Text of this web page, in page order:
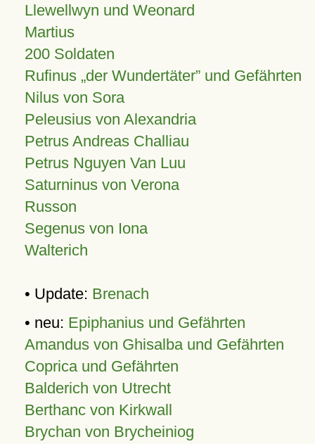
Llewellwyn und Weonard
Martius
200 Soldaten
Rufinus „der Wundertäter” und Gefährten
Nilus von Sora
Peleusius von Alexandria
Petrus Andreas Challiau
Petrus Nguyen Van Luu
Saturninus von Verona
Russon
Segenus von Iona
Walterich
• Update: Brenach
• neu: Epiphanius und Gefährten
Amandus von Ghisalba und Gefährten
Coprica und Gefährten
Balderich von Utrecht
Berthanc von Kirkwall
Brychan von Brycheiniog